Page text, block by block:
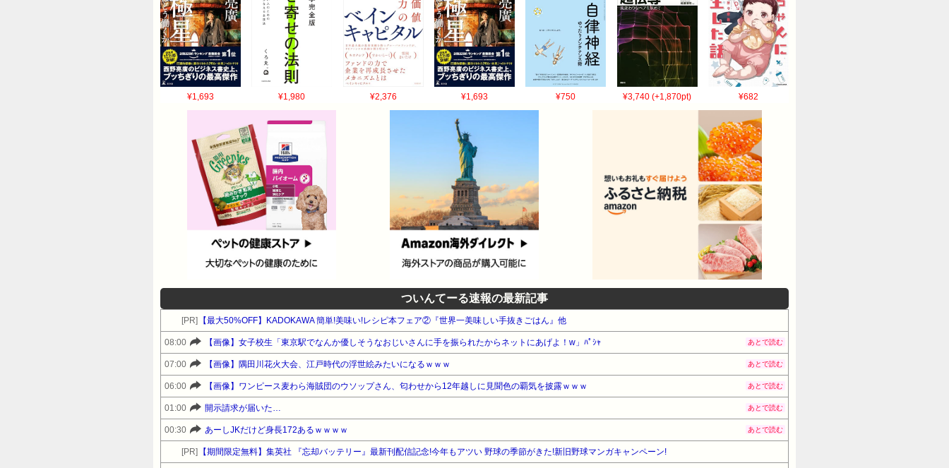
¥1,693 ¥1,980 ¥2,376 ¥1,693 ¥750 ¥3,740 (+1,870pt) ¥682
ついんてーる速報の最新記事
[PR] 【最大50%OFF】KADOKAWA 簡単!美味い!レシピ本フェア②『世界一美味しい手抜きごはん』他
08:00 【画像】女子校生「東京駅でなんか優しそうなおじいさんに手を振られたからネットにあげよ！w」ﾊﾟｼｬ あとで読む
07:00 【画像】隅田川花火大会、江戸時代の浮世絵みたいになるｗｗｗ あとで読む
06:00 【画像】ワンピース麦わら海賊団のウソップさん、匂わせから12年越しに見聞色の覇気を披露ｗｗｗ あとで読む
01:00 開示請求が届いた… あとで読む
00:30 あーしJKだけど身長172あるｗｗｗｗ あとで読む
[PR] 【期間限定無料】集英社 『忘却バッテリー』最新刊配信記念!今年もアツい 野球の季節がきた!新旧野球マンガキャンペーン!